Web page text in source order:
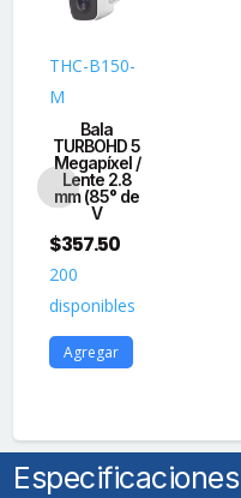
THC-B150-
M
Bala
TURBOHD 5
Megapíxel /
Lente 2.8
mm (85° de
V
$357.50
200
disponibles
Agregar
Especificaciones